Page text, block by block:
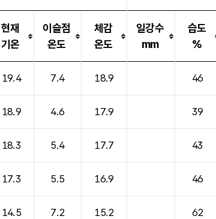
현재
기온
이슬점
온도
체감
온도
일강수
mm
습도
%
19.4 7.4 18.9 46
18.9 4.6 17.9 39
18.3 5.4 17.7 43
17.3 5.5 16.9 46
14.5 7.2 15.2 62